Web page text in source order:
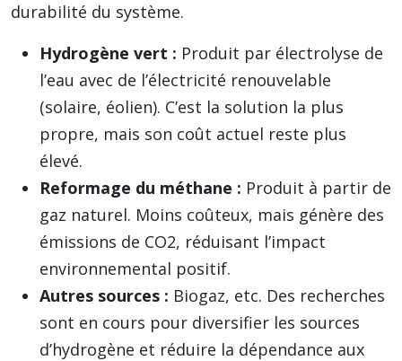
durabilité du système.
Hydrogène vert : Produit par électrolyse de
l’eau avec de l’électricité renouvelable
(solaire, éolien). C’est la solution la plus
propre, mais son coût actuel reste plus
élevé.
Reformage du méthane : Produit à partir de
gaz naturel. Moins coûteux, mais génère des
émissions de CO2, réduisant l’impact
environnemental positif.
Autres sources : Biogaz, etc. Des recherches
sont en cours pour diversifier les sources
d’hydrogène et réduire la dépendance aux